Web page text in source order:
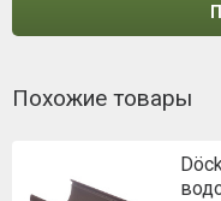
Похожие товары